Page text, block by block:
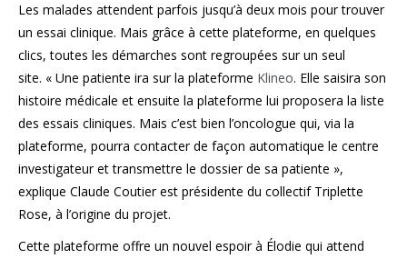
Les malades attendent parfois jusqu’à deux mois pour trouver
un essai clinique. Mais grâce à cette plateforme, en quelques
clics, toutes les démarches sont regroupées sur un seul
site. « Une patiente ira sur la plateforme Klineo. Elle saisira son
histoire médicale et ensuite la plateforme lui proposera la liste
des essais cliniques. Mais c’est bien l’oncologue qui, via la
plateforme, pourra contacter de façon automatique le centre
investigateur et transmettre le dossier de sa patiente »,
explique Claude Coutier est présidente du collectif Triplette
Rose, à l’origine du projet.
Cette plateforme offre un nouvel espoir à Élodie qui attend